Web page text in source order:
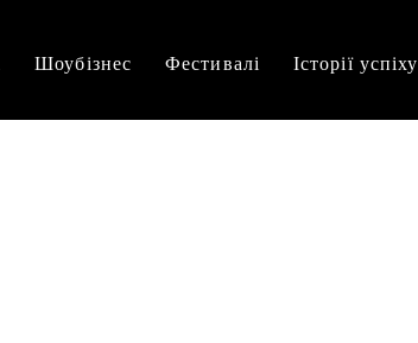
Шоубізнес Фестивалі Історії успіху